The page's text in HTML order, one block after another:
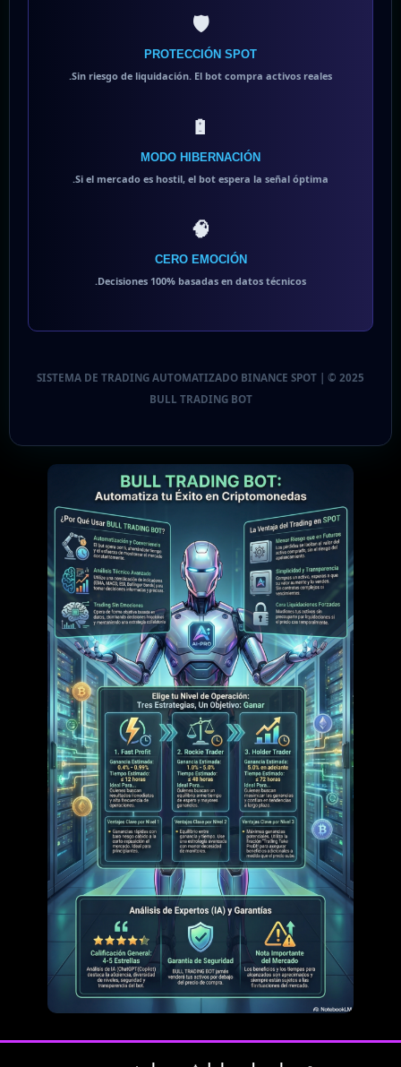
🛡️
PROTECCIÓN SPOT
Sin riesgo de liquidación. El bot compra activos reales.
🔋
MODO HIBERNACIÓN
Si el mercado es hostil, el bot espera la señal óptima.
🧠
CERO EMOCIÓN
Decisiones 100% basadas en datos técnicos.
SISTEMA DE TRADING AUTOMATIZADO BINANCE SPOT | © 2025
BULL TRADING BOT